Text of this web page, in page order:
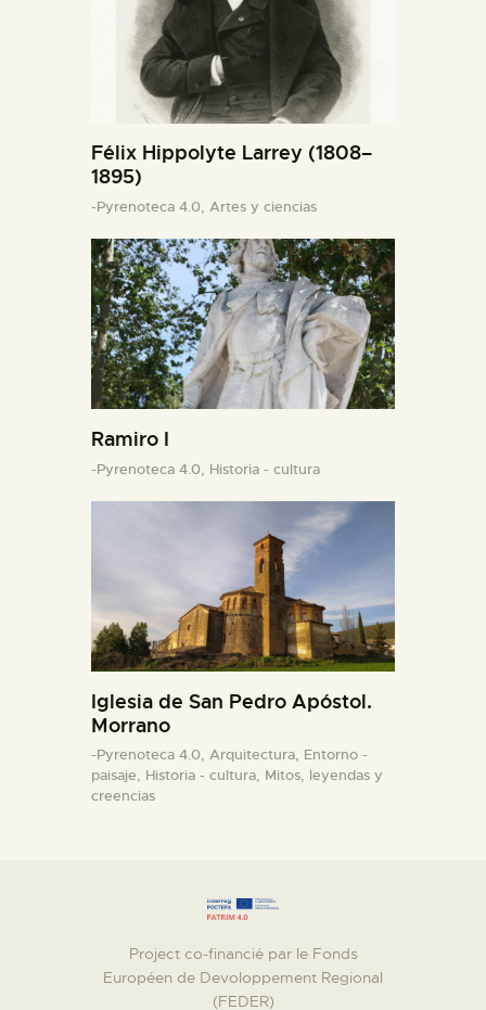
Félix Hippolyte Larrey (1808–
1895)
-Pyrenoteca 4.0, Artes y ciencias
Ramiro I
-Pyrenoteca 4.0, Historia - cultura
Iglesia de San Pedro Apóstol.
Morrano
-Pyrenoteca 4.0, Arquitectura, Entorno -
paisaje, Historia - cultura, Mitos, leyendas y
creencias
Project co-financié par le Fonds
Européen de Devoloppement Regional
(FEDER)